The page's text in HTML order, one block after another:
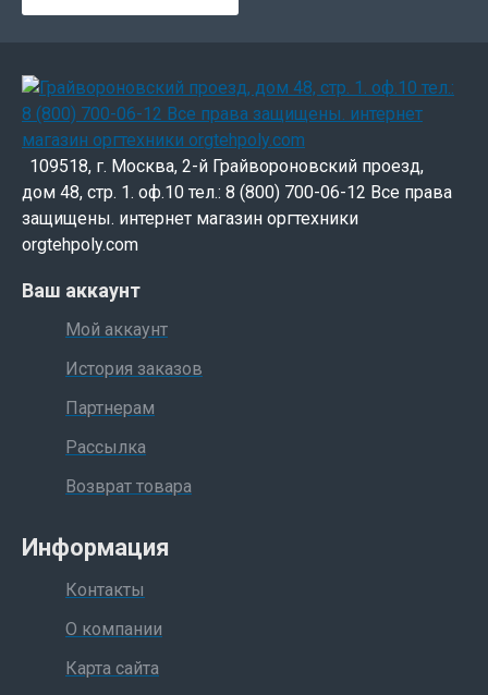
109518, г. Москва, 2-й Грайвороновский проезд,
дом 48, стр. 1. оф.10 тел.: 8 (800) 700-06-12 Все права
защищены. интернет магазин оргтехники
orgtehpoly.com
Ваш аккаунт
Мой аккаунт
История заказов
Партнерам
Рассылка
Возврат товара
Информация
Контакты
О компании
Карта сайта